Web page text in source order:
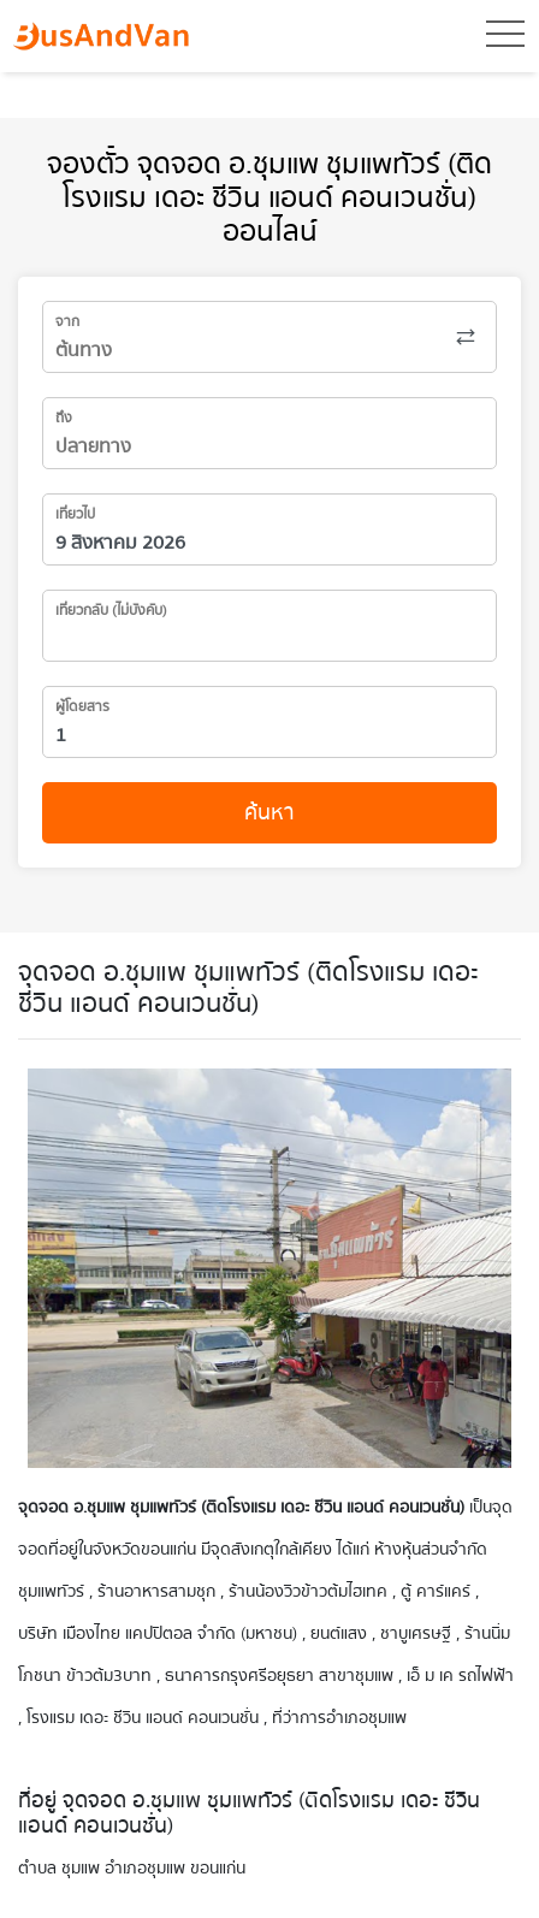
จองตั๋ว จุดจอด อ.ชุมแพ ชุมแพทัวร์ (ติด
โรงแรม เดอะ ชีวิน แอนด์ คอนเวนชั่น)
ออนไลน์
จาก
ถึง
เที่ยวไป
เที่ยวกลับ (ไม่บังคับ)
ผู้โดยสาร
ค้นหา
จุดจอด อ.ชุมแพ ชุมแพทัวร์ (ติดโรงแรม เดอะ
ชีวิน แอนด์ คอนเวนชั่น)
จุดจอด อ.ชุมแพ ชุมแพทัวร์ (ติดโรงแรม เดอะ ชีวิน แอนด์ คอนเวนชั่น) เป็นจุด
จอดที่อยู่ในจังหวัดขอนแก่น มีจุดสังเกตุใกล้เคียง ได้แก่ ห้างหุ้นส่วนจำกัด
ชุมแพทัวร์ , ร้านอาหารสามชุก , ร้านน้องวิว​ข้าวต้ม​ไฮเทค​ , ตู้ คาร์แคร์ ,
บริษัท เมืองไทย แคปปิตอล จํากัด (มหาชน) , ยนต์แสง , ชาบูเศรษฐี , ร้านนิ่ม
โภชนา ข้าวต้ม3บาท , ธนาคารกรุงศรีอยุธยา สาขาชุมแพ , เอ็ ม เค รถไฟฟ้า
, โรงแรม เดอะ ชีวิน แอนด์ คอนเวนชั่น , ที่ว่าการอำเภอชุมแพ
ที่อยู่ จุดจอด อ.ชุมแพ ชุมแพทัวร์ (ติดโรงแรม เดอะ ชีวิน
แอนด์ คอนเวนชั่น)
ตำบล ชุมแพ อำเภอชุมแพ ขอนแก่น